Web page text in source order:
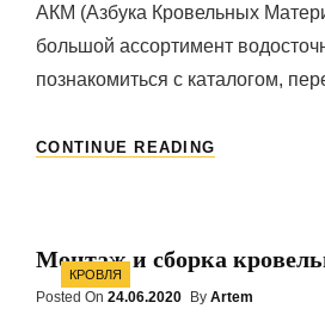
АКМ (Азбука Кровельных
большой ассортимент
познакомиться с каталогом,
CONTINUE READING
Categories
КРОВЛЯ
Монтаж и сборка
Posted On Posted
24.06.2020 By Artem